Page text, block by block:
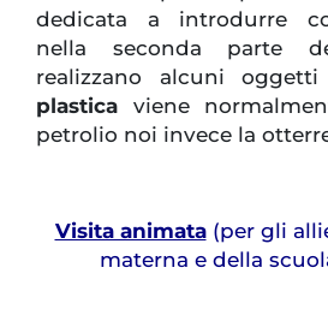
dedicata a introdurre
nella seconda parte
realizzano alcuni
plastica viene
petrolio noi invece la
Visita animata (per gli
materna e della